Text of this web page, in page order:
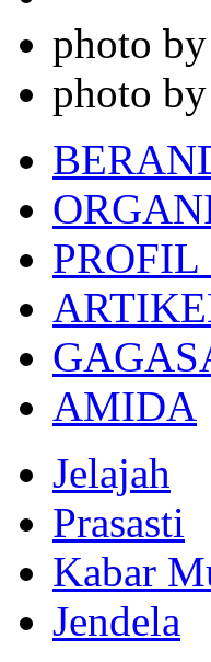
photo
photo
AMIDA
Jelajah
Prasasti
Kabar
Jendela